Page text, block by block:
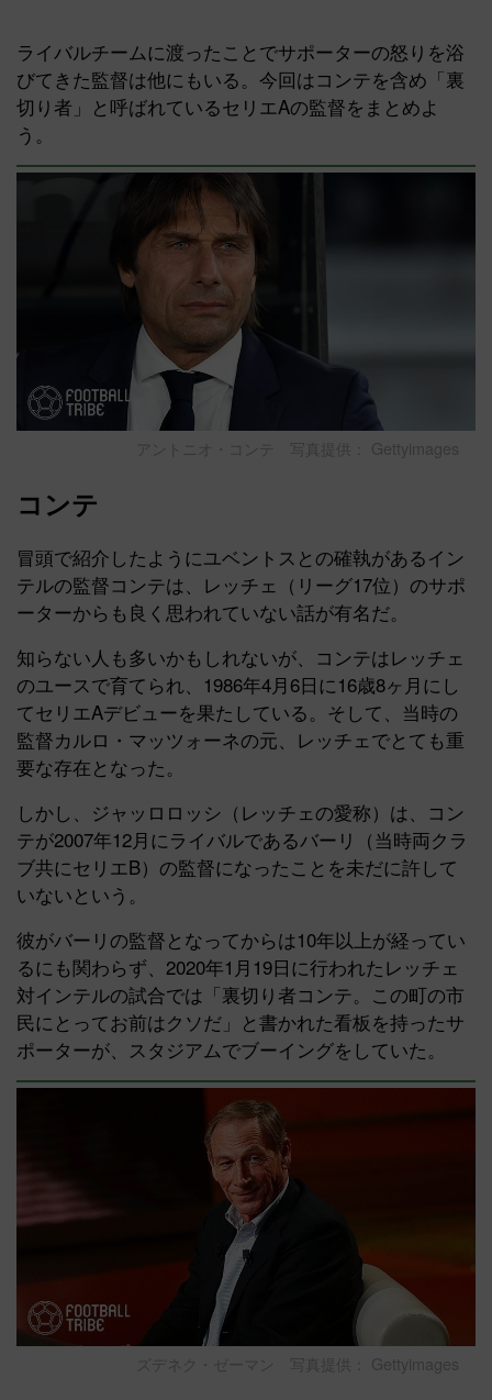
ライバルチームに渡ったことでサポーターの怒りを浴
びてきた監督は他にもいる。今回はコンテを含め「裏
切り者」と呼ばれているセリエAの監督をまとめよ
う。
アントニオ・コンテ 写真提供： Gettyimages
コンテ
冒頭で紹介したようにユベントスとの確執があるイン
テルの監督コンテは、レッチェ（リーグ17位）のサポ
ーターからも良く思われていない話が有名だ。
知らない人も多いかもしれないが、コンテはレッチェ
のユースで育てられ、1986年4月6日に16歳8ヶ月にし
てセリエAデビューを果たしている。そして、当時の
監督カルロ・マッツォーネの元、レッチェでとても重
要な存在となった。
しかし、ジャッロロッシ（レッチェの愛称）は、コン
テが2007年12月にライバルであるバーリ（当時両クラ
ブ共にセリエB）の監督になったことを未だに許して
いないという。
彼がバーリの監督となってからは10年以上が経ってい
るにも関わらず、2020年1月19日に行われたレッチェ
対インテルの試合では「裏切り者コンテ。この町の市
民にとってお前はクソだ」と書かれた看板を持ったサ
ポーターが、スタジアムでブーイングをしていた。
ズデネク・ゼーマン 写真提供： Gettyimages